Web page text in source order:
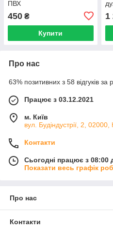
ПВХ
450 ₴
Купити
1
Про нас
63% позитивних з 58 відгуків за
Працює з 03.12.2021
м. Київ
вул. Будіндустрії, 2, 02000,
Контакти
Сьогодні працює з 08:00
Показати весь графік
Про нас
Контакти